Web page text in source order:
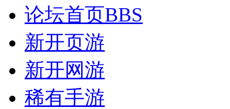
论坛首页BBS
新开页游
新开网游
稀有手游